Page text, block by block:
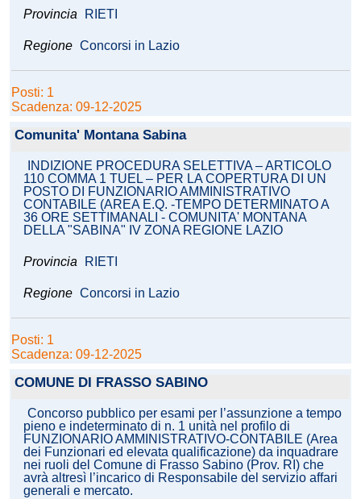
Provincia RIETI
Regione Concorsi in Lazio
Posti: 1
Scadenza: 09-12-2025
Comunita' Montana Sabina
INDIZIONE PROCEDURA SELETTIVA – ARTICOLO
110 COMMA 1 TUEL – PER LA COPERTURA DI UN
POSTO DI FUNZIONARIO AMMINISTRATIVO
CONTABILE (AREA E.Q. -TEMPO DETERMINATO A
36 ORE SETTIMANALI - COMUNITA' MONTANA
DELLA "SABINA" IV ZONA REGIONE LAZIO
Provincia RIETI
Regione Concorsi in Lazio
Posti: 1
Scadenza: 09-12-2025
COMUNE DI FRASSO SABINO
Concorso pubblico per esami per l’assunzione a tempo
pieno e indeterminato di n. 1 unità nel profilo di
FUNZIONARIO AMMINISTRATIVO-CONTABILE (Area
dei Funzionari ed elevata qualificazione) da inquadrare
nei ruoli del Comune di Frasso Sabino (Prov. RI) che
avrà altresì l’incarico di Responsabile del servizio affari
generali e mercato.